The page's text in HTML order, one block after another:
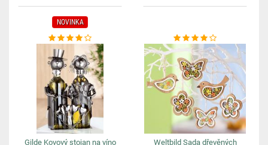
NOVINKA
Gilde Kovový stojan na víno
Weltbild Sada dřevěných